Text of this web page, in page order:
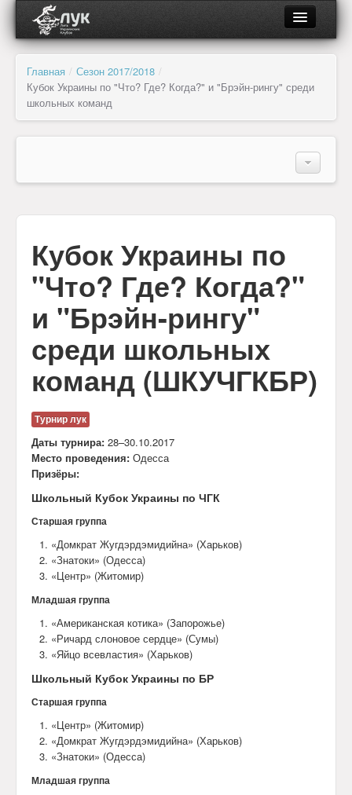
О ЛУК
Об организации
Документы
Партнёры
Новости
Календарь
Обратная связь
Главная / Сезон 2017/2018 /
Кубок Украины по "Что? Где? Когда?" и "Брэйн-рингу" среди
школьных команд
Транспорт
Фотогалерея
Кубок Украины по
"Что? Где? Когда?"
и "Брэйн-рингу"
среди школьных
команд (ШКУЧГКБР)
Турнир лук
Даты турнира: 28–30.10.2017
Место проведения: Одесса
Призёры:
Школьный Кубок Украины по ЧГК
Старшая группа
«Домкрат Жугдэрдэмидийна» (Харьков)
«Знатоки» (Одесса)
«Центр» (Житомир)
Младшая группа
«Американская котика» (Запорожье)
«Ричард слоновое сердце» (Сумы)
«Яйцо всевластия» (Харьков)
Школьный Кубок Украины по БР
Старшая группа
«Центр» (Житомир)
«Домкрат Жугдэрдэмидийна» (Харьков)
«Знатоки» (Одесса)
Младшая группа